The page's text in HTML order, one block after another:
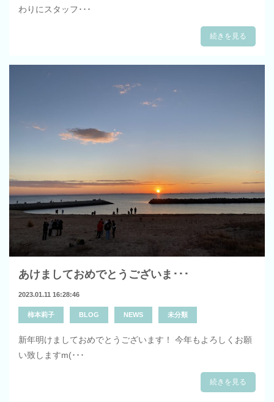
わりにスタッフ･･･
続きを見る
あけましておめでとうございま･･･
2023.01.11 16:28:46
柿本莉子 BLOG NEWS 未分類
新年明けましておめでとうございます！ 今年もよろしくお願
い致しますm(･･･
続きを見る